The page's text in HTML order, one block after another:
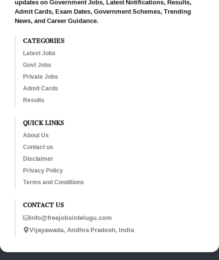
Admit Cards, Exam Dates, Government Schemes, Trending
News, and Career Guidance.
CATEGORIES
Latest Jobs
Govt Jobs
Private Jobs
Admit Cards
Results
QUICK LINKS
About Us
Contact us
Disclaimer
Privacy Policy
Terms and Conditions
CONTACT US
info@freejobsintelugu.com
Vijayawada, Andhra Pradesh, India